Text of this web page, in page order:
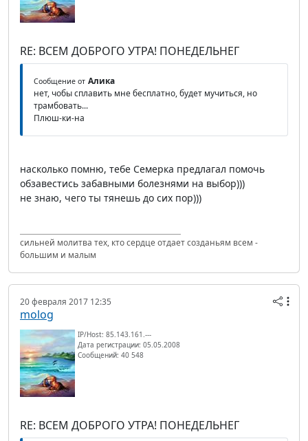
RE: ВСЕМ ДОБРОГО УТРА! ПОНЕДЕЛЬНЕГ
Сообщение от Алика
нет, чобы сплавить мне бесплатно, будет мучиться, но
трамбовать...
Плюш-ки-на
насколько помню, тебе Семерка предлагал помочь
обзавестись забавными болезнями на выбор)))
не знаю, чего ты тянешь до сих пор)))
сильней молитва тех, кто сердце отдает созданьям всем -
большим и малым
20 февраля 2017 12:35
molog
IP/Host: 85.143.161.---
Дата регистрации: 05.05.2008
Сообщений: 40 548
RE: ВСЕМ ДОБРОГО УТРА! ПОНЕДЕЛЬНЕГ